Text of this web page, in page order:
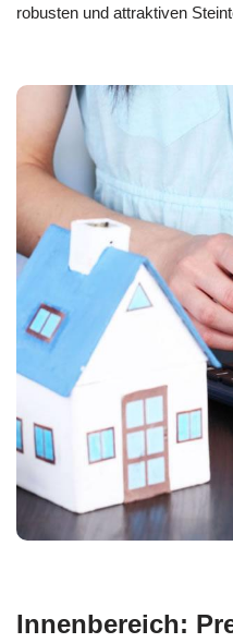
robusten und attraktiven
Innenbereich: